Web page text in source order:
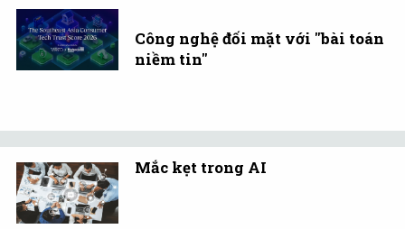
Công nghệ đối mặt với "bài toán
niềm tin"
Mắc kẹt trong AI